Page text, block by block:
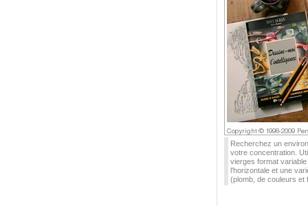
Recherchez un
votre concentration.
vierges format
l'horizontale et une
(plomb, de couleurs et